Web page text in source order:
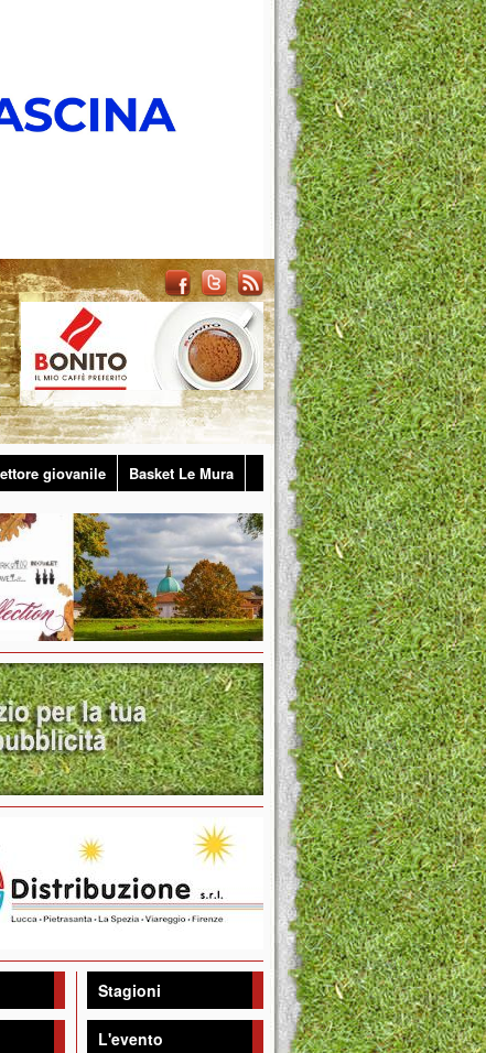
giovanile Basket Le Mura
Stagioni
L'evento